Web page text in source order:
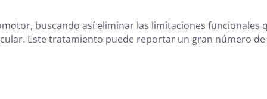
buscando así eliminar las limitaciones funcionales
Este tratamiento puede reportar un gran número